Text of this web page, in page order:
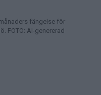
fängelse för
FOTO: AI-genererad